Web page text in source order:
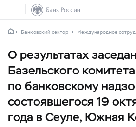
Банковский сектор Международное
О результатах
Базельского комитета
по банковскому
состоявшегося 19
года в Сеуле, Южная